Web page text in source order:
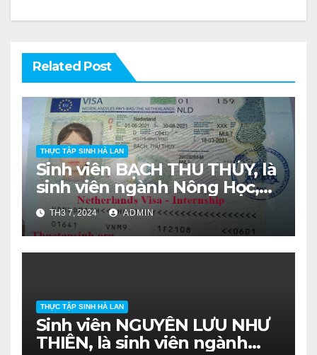
Related Post
THỰC TẬP SINH HÀ LAN
Sinh viên BẠCH THU THỦY, là
sinh viên ngành Nông Học,
lớp DH16NHA khóa 2016-
2020.
TH3 7, 2024 ADMIN
THỰC TẬP SINH HÀ LAN
Sinh viên NGUYỄN LƯU NHƯ
THIÊN, là sinh viên ngành